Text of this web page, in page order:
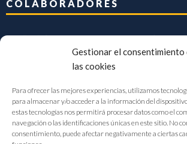
Gestionar el consentimiento
las cookies
Para ofrecer las mejores experiencias, utilizamos
para almacenar y/o acceder a la información del
estas tecnologías nos permitirá procesar datos como el
navegación o las identificaciones únicas en este sitio. No
consentimiento, puede afectar negativamente a ciertas
COLABORADORES